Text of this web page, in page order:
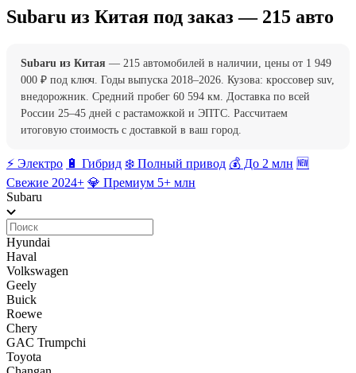
Subaru из Китая под заказ — 215 авто
Subaru из Китая — 215 автомобилей в наличии, цены от 1 949
000 ₽ под ключ. Годы выпуска 2018–2026. Кузова: кроссовер suv,
внедорожник. Средний пробег 60 594 км. Доставка по всей
России 25–45 дней с растаможкой и ЭПТС. Рассчитаем
итоговую стоимость с доставкой в ваш город.
⚡️ Электро 🔋 Гибрид ❄️ Полный привод 💰 До 2 млн 🆕
Свежие 2024+ 💎 Премиум 5+ млн
Subaru
Hyundai
Haval
Volkswagen
Geely
Buick
Roewe
Chery
GAC Trumpchi
Toyota